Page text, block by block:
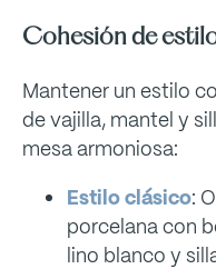
Cohesión de
Mantener un estilo
de vajilla, mantel y
mesa armoniosa:
Estilo clásico:
porcelana con
lino blanco y